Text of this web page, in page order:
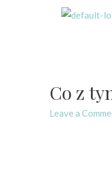
Co z
Leave a